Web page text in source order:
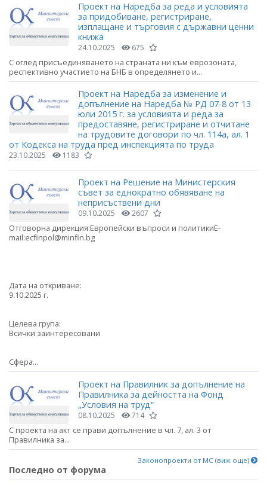
Проект на Наредба за реда и условията
за придобиване, регистриране,
изплащане и търговия с държавни ценни
книжа
24.10.2025 675
С оглед присъединяването на страната ни към еврозоната,
респективно участието на БНБ в определянето и...
Проект на Наредба за изменение и
допълнение на Наредба № РД 07-8 от 13
юли 2015 г. за условията и реда за
предоставяне, регистриране и отчитане
на трудовите договори по чл. 114а, ал. 1
от Кодекса на труда пред инспекцията по труда
23.10.2025 1183
Проект на Решение на Министерския
съвет за еднократно обявяване на
неприсъствени дни
09.10.2025 2607
Отговорна дирекция:Европейски въпроси и политикиE-
mail:ecfinpol@minfin.bg
Дата на откриване:
9.10.2025 г.
Целева група:
Всички заинтересовани
Сфера...
Проект на Правилник за допълнение на
Правилника за дейността на Фонд
„Условия на труд“
08.10.2025 714
С проекта на акт се прави допълнение в чл. 7, ал. 3 от
Правилника за...
Законопроекти от МС (виж още)
Последно от форума